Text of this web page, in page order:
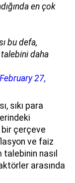
en çok
bu defa,
talebini daha
February 27,
sıkı para
bir çerçeve
ve faiz
nasıl
arasında